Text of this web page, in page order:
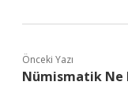
Önceki Yazı
Nümismatik Ne